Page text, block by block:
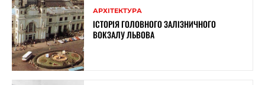
АРХІТЕКТУРА
ІСТОРІЯ ГОЛОВНОГО ЗАЛІЗНИЧНОГО
ВОКЗАЛУ ЛЬВОВА